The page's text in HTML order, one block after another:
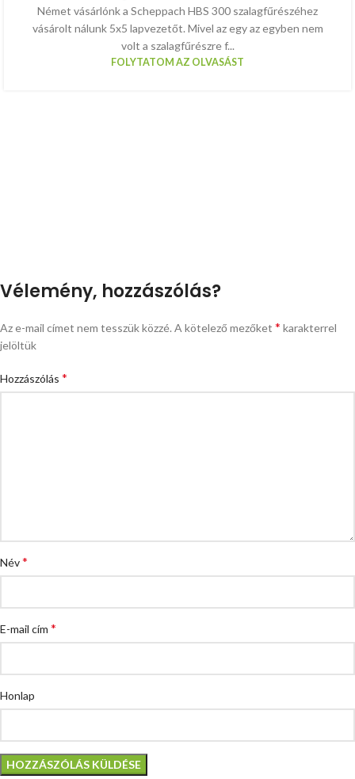
Német vásárlónk a Scheppach HBS 300 szalagfűrészéhez
vásárolt nálunk 5x5 lapvezetőt. Mivel az egy az egyben nem
volt a szalagfűrészre f...
FOLYTATOM AZ OLVASÁST
Vélemény, hozzászólás?
Az e-mail címet nem tesszük közzé. A kötelező mezőket * karakterrel
jelöltük
Hozzászólás *
Név*
E-mail cím *
Honlap